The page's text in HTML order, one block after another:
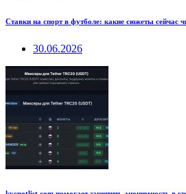
Ставки на спорт в футболе: какие сюжеты сейчас
30.06.2026